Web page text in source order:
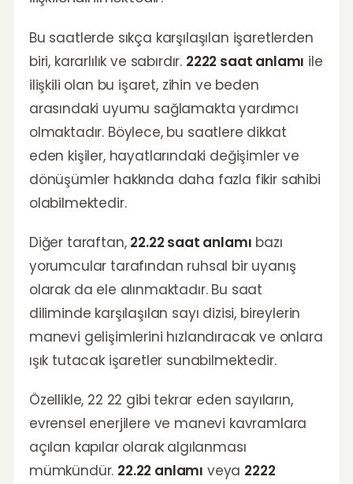
Bu saatlerde sıkça karşılaşılan işaretlerden
biri, kararlılık ve sabırdır. 2222 saat anlamı ile
ilişkili olan bu işaret, zihin ve beden
arasındaki uyumu sağlamakta yardımcı
olmaktadır. Böylece, bu saatlere dikkat
eden kişiler, hayatlarındaki değişimler ve
dönüşümler hakkında daha fazla fikir sahibi
olabilmektedir.
Diğer taraftan, 22.22 saat anlamı bazı
yorumcular tarafından ruhsal bir uyanış
olarak da ele alınmaktadır. Bu saat
diliminde karşılaşılan sayı dizisi, bireylerin
manevi gelişimlerini hızlandıracak ve onlara
ışık tutacak işaretler sunabilmektedir.
Özellikle, 22 22 gibi tekrar eden sayıların,
evrensel enerjilere ve manevi kavramlara
açılan kapılar olarak algılanması
mümkündür. 22.22 anlamı veya 2222